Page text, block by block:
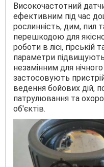
Високочастотний
ефективним під час
рослинність, дим, пил
перешкодою для
роботи в лісі, гірській
параметри підвищують
незамінним для
застосовують
ведення бойових дій,
патрулювання та
об'єктів.